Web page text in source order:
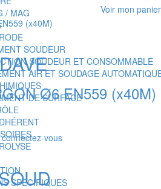
/ MAG
SOUDEUR
SOUDEUR ET CONSOMMABLE
AIR ET SOUDAGE
DE SURFACE
SPECIFIQUES
Voir mon panier
Ø6 EN559 (x40M)
vous